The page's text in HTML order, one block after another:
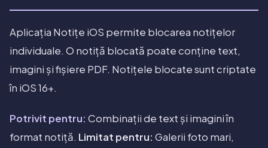
Aplicația Notițe iOS permite blocarea notițelor
individuale. O notiță blocată poate conține text,
imagini și fișiere PDF. Notițele blocate sunt criptate
în iOS 16+.
Potrivit pentru: Combinații de text și imagini în
format notiță. Limitat pentru: Galerii foto mari,